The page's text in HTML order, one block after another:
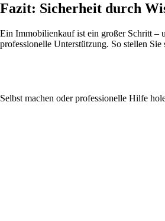
Fazit: Sicherheit durch
Ein Immobilienkauf ist ein großer Schritt –
professionelle Unterstützung. So stellen
Selbst machen oder professionelle Hilfe